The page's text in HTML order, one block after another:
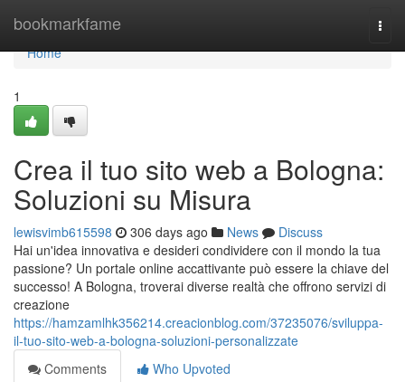
bookmarkfame
Home
Home
1
Crea il tuo sito web a Bologna:
Soluzioni su Misura
lewisvimb615598 306 days ago News
Discuss
Hai un'idea innovativa e desideri condividere con il mondo la tua
passione? Un portale online accattivante può essere la chiave del
successo! A Bologna, troverai diverse realtà che offrono servizi di
creazione
https://hamzamlhk356214.creacionblog.com/37235076/sviluppa-
il-tuo-sito-web-a-bologna-soluzioni-personalizzate
Comments
Who Upvoted